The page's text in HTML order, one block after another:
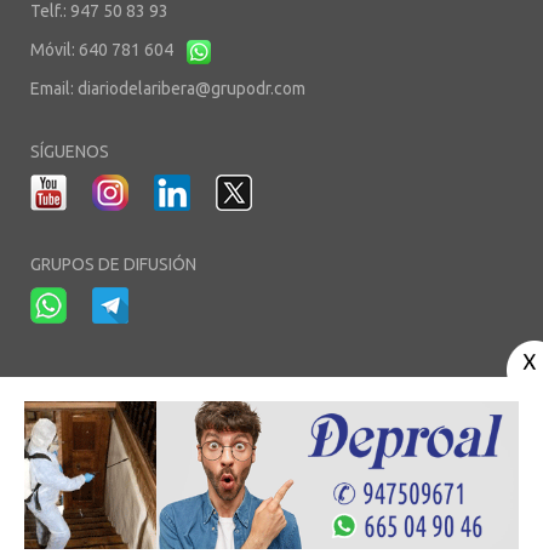
Telf.: 947 50 83 93
Móvil: 640 781 604
Email: diariodelaribera@grupodr.com
SÍGUENOS
GRUPOS DE DIFUSIÓN
Aviso Legal-Política de Privacidad- Política de Cookies-Área privada
© Copyright 2003 - 2026. diariodelaribera.net ®. Desarrollo porMultimedia